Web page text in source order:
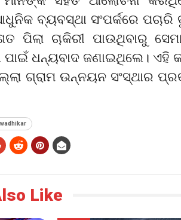
ବ୍ୟବସ୍ଥା ସଂପର୍କରେ
ପିଲା ଚାକିରୀ ପାଉଥିବାରୁ
ପାଇଁ ଧନ୍ୟବାଦ ଜଣାଇଥିଲେ। ଏହି
ଗ୍ରାମ ଉନ୍ନୟନ ସଂସ୍ଥାର
Like